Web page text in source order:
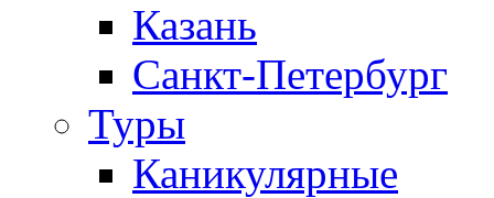
Казань
Санкт-Петербург
Туры
Каникулярные